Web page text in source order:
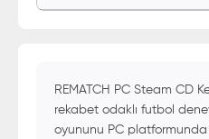
REMATCH PC Steam CD
rekabet odaklı futbol
oyununu PC platformunda